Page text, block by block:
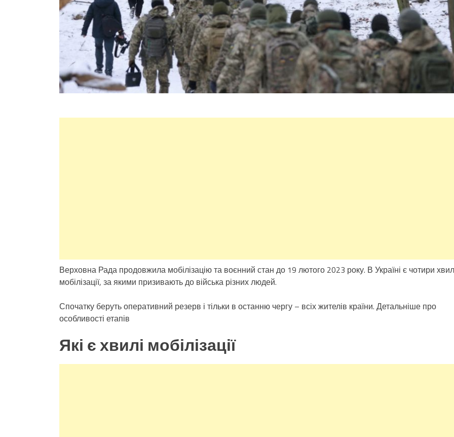
Верховна Рада продовжила мобілізацію та воєнний стан до 19 лютого 2023 року. В Україні є чотири
мобілізації, за якими призивають до війська різних людей.
Спочатку беруть оперативний резерв і тільки в останню чергу – всіх жителів країни. Детальніше про
особливості етапів
Які є хвилі мобілізації